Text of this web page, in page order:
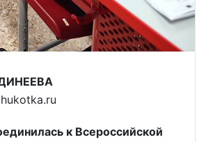
к Всероссийской